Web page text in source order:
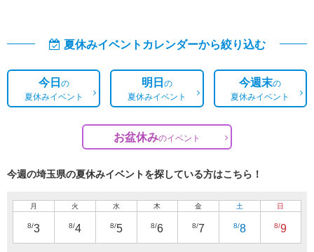
夏休みイベントカレンダーから絞り込む
今日の
夏休みイベント
明日の
夏休みイベント
今週末の
夏休みイベント
お盆休みのイベント
今週の埼玉県の夏休みイベントを探している方はこちら！
月
8/3
火
8/4
水
8/5
木
8/6
金
8/7
土
8/8
日
8/9